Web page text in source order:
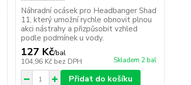
Náhradní ocásek pro Headbanger Shad
11, který umožní rychle obnovit plnou
akci nástrahy a přizpůsobit vzhled
podle podmínek u vody.
127 Kč/bal
104,96 Kč bez DPH Skladem 2 bal
Přidat do košíku